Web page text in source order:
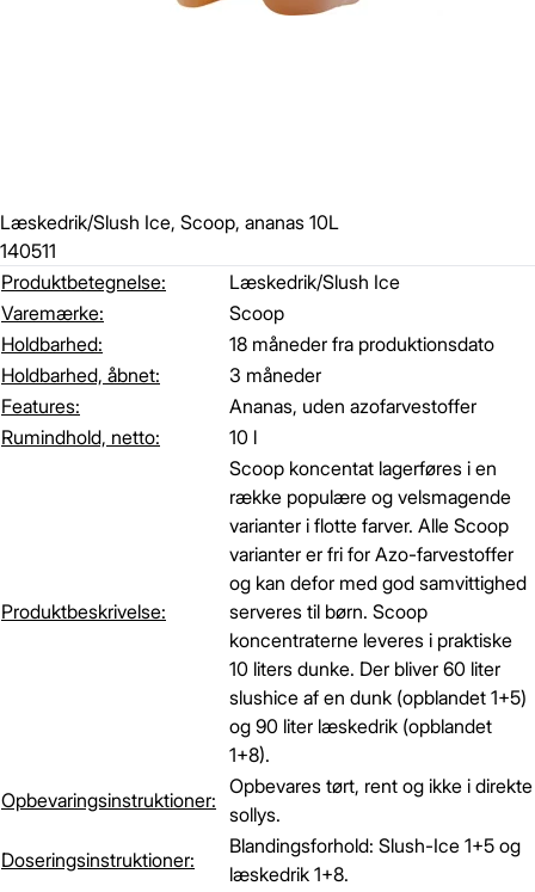
Læskedrik/Slush Ice, Scoop, ananas 10L
140511
Produktbetegnelse:
Læskedrik/Slush Ice
Varemærke:
Scoop
Holdbarhed:
18 måneder fra produktionsdato
Holdbarhed, åbnet:
3 måneder
Features:
Ananas, uden azofarvestoffer
Rumindhold, netto:
10 l
Produktbeskrivelse:
Scoop koncentat lagerføres i en
række populære og velsmagende
varianter i flotte farver. Alle Scoop
varianter er fri for Azo-farvestoffer
og kan defor med god samvittighed
serveres til børn. Scoop
koncentraterne leveres i praktiske
10 liters dunke. Der bliver 60 liter
slushice af en dunk (opblandet 1+5)
og 90 liter læskedrik (opblandet
1+8).
Opbevaringsinstruktioner:
Opbevares tørt, rent og ikke i direkte
sollys.
Doseringsinstruktioner:
Blandingsforhold: Slush-Ice 1+5 og
læskedrik 1+8.